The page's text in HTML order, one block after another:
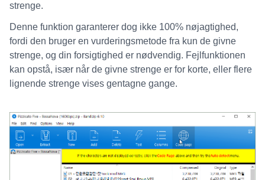
strenge.
Denne funktion garanterer dog ikke 100% nøjagtighed,
fordi den bruger en vurderingsmetode fra kun de givne
strenge, og din forsigtighed er nødvendig. Fejlfunktionen
kan opstå, især når de givne strenge er for korte, eller flere
lignende strenge vises gentagne gange.